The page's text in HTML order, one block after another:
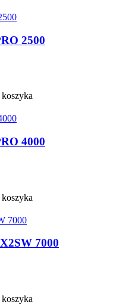
2500
4000
7000